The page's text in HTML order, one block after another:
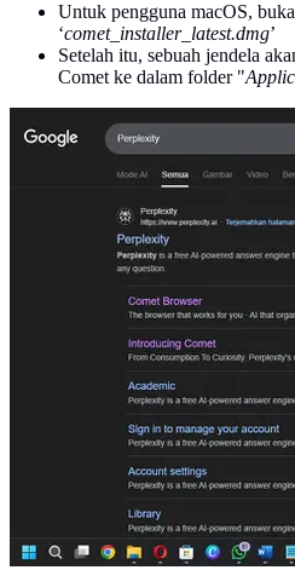
Untuk pengguna macOS, buka
‘comet_installer_latest.dmg’
Setelah itu, sebuah jendela
Comet ke dalam folder "